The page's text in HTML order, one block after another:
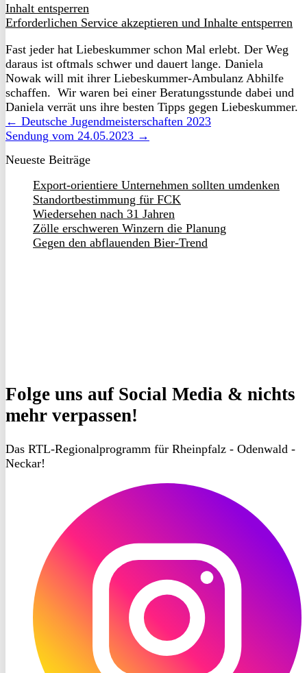
Inhalt entsperren
Erforderlichen Service akzeptieren und Inhalte entsperren
Fast jeder hat Liebeskummer schon Mal erlebt. Der Weg
daraus ist oftmals schwer und dauert lange. Daniela
Nowak will mit ihrer Liebeskummer-Ambulanz Abhilfe
schaffen. Wir waren bei einer Beratungsstunde dabei und
Daniela verrät uns ihre besten Tipps gegen Liebeskummer.
← Deutsche Jugendmeisterschaften 2023
Sendung vom 24.05.2023 →
Neueste Beiträge
Export-orientiere Unternehmen sollten umdenken
Standortbestimmung für FCK
Wiedersehen nach 31 Jahren
Zölle erschweren Winzern die Planung
Gegen den abflauenden Bier-Trend
Folge uns auf Social Media & nichts
mehr verpassen!
Das RTL-Regionalprogramm für Rheinpfalz - Odenwald -
Neckar!
Instagram